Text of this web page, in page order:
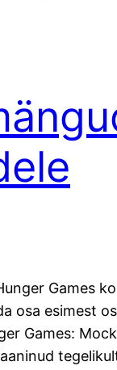
Games
osa esimest
Games: